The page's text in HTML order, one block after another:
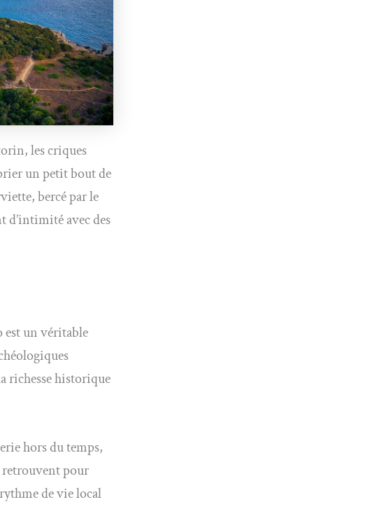
les criques
un petit bout de
bercé par le
d’intimité avec des
est un véritable
richesse historique
hors du temps,
retrouvent pour
de vie local